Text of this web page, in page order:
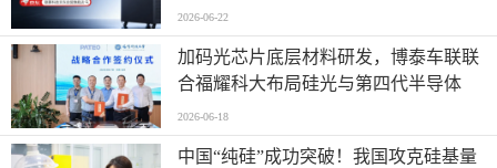
自研国产专业工作站
2026-06-22
加码光芯片底层材料研发，博泰车联联
合福耀科大布局硅光与第四代半导体
2026-06-18
中国“纯硅”成功突破！我国攻克硅基量